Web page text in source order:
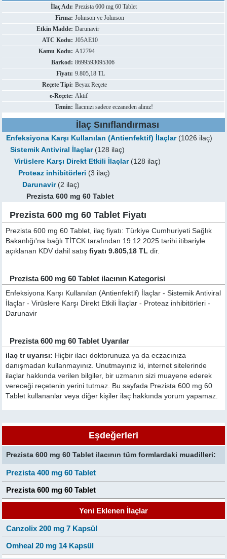
İlaç Adı: Prezista 600 mg 60 Tablet
Firma: Johnson ve Johnson
Etkin Madde: Darunavir
ATC Kodu: J05AE10
Kamu Kodu: A12794
Barkod: 8699593095306
Fiyatı: 9.805,18 TL
Reçete Tipi: Beyaz Reçete
e-Reçete: Aktif
Temin: İlacınızı sadece eczaneden alınız!
İlaç Sınıflandırması
Enfeksiyona Karşı Kullanılan (Antienfektif) İlaçlar(1026 ilaç)
Sistemik Antiviral İlaçlar(128 ilaç)
Virüslere Karşı Direkt Etkili İlaçlar(128 ilaç)
Proteaz inhibitörleri (3 ilaç)
Darunavir(2 ilaç)
Prezista 600 mg 60 Tablet
Prezista 600 mg 60 Tablet Fiyatı
Prezista 600 mg 60 Tablet, ilaç fiyatı: Türkiye Cumhuriyeti Sağlık
Bakanlığı'na bağlı TİTCK tarafından 19.12.2025 tarihi itibariyle
açıklanan KDV dahil satışfiyatı 9.805,18 TL dir.
Prezista 600 mg 60 Tablet ilacının Kategorisi
Enfeksiyona Karşı Kullanılan (Antienfektif) İlaçlar - Sistemik Antiviral
İlaçlar - Virüslere Karşı Direkt Etkili İlaçlar - Proteaz inhibitörleri -
Darunavir
Prezista 600 mg 60 Tablet Uyarılar
ilaç tr uyarısı: Hiçbir ilacı doktorunuza ya da eczacınıza
danışmadan kullanmayınız. Unutmayınız ki, internet sitelerinde
ilaçlar hakkında verilen bilgiler, bir uzmanın sizi muayene ederek
vereceği reçetenin yerini tutmaz. Bu sayfada Prezista 600 mg 60
Tablet kullananlar veya diğer kişiler ilaç hakkında yorum yapamaz.
Eşdeğerleri
Prezista 600 mg 60 Tablet ilacının tüm formlardaki muadilleri:
Prezista 400 mg 60 Tablet
Prezista 600 mg 60 Tablet
Yeni Eklenen İlaçlar
Canzolix 200 mg 7 Kapsül
Omheal 20 mg 14 Kapsül